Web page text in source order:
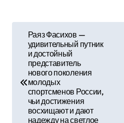
Раяз Фасихов —
удивительный путник
и достойный
представитель
нового поколения
молодых
спортсменов России,
чьи достижения
восхищают и дают
надежду на светлое